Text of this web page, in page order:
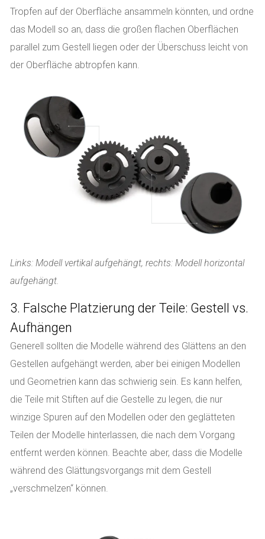
Tropfen auf der Oberfläche ansammeln könnten, und ordne
das Modell so an, dass die großen flachen Oberflächen
parallel zum Gestell liegen oder der Überschuss leicht von
der Oberfläche abtropfen kann.
Links: Modell vertikal aufgehängt, rechts: Modell horizontal
aufgehängt.
3. Falsche Platzierung der Teile: Gestell vs.
Aufhängen
Generell sollten die Modelle während des Glättens an den
Gestellen aufgehängt werden, aber bei einigen Modellen
und Geometrien kann das schwierig sein. Es kann helfen,
die Teile mit Stiften auf die Gestelle zu legen, die nur
winzige Spuren auf den Modellen oder den geglätteten
Teilen der Modelle hinterlassen, die nach dem Vorgang
entfernt werden können. Beachte aber, dass die Modelle
während des Glättungsvorgangs mit dem Gestell
„verschmelzen“ können.